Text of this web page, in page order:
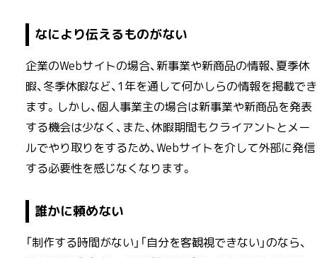
なにより伝えるものがない
企業のWebサイトの場合、新事業や新商品の情報、夏季休
暇、冬季休暇など、1年を通して何かしらの情報を掲載でき
ます。しかし、個人事業主の場合は新事業や新商品を発表
する機会は少なく、また、休暇期間もクライアントとメー
ルでやり取りをするため、Webサイトを介して外部に発信
する必要性を感じなくなります。
誰かに頼めない
「制作する時間がない」「自分を客観視できない」のなら、